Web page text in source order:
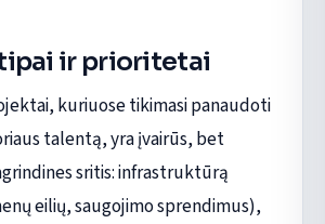
ir prioritetai
kuriuose tikimasi panaudoti
talentą, yra įvairūs, bet
sritis: infrastruktūrą
eilių, saugojimo sprendimus),